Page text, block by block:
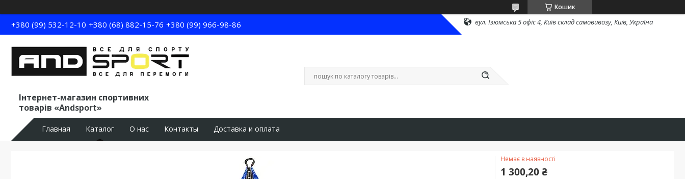
Кошик
+380 (99) 532-12-10 +380 (68) 882-15-76 +380 (99) 966-98-86 вул. Ізюмська 5 офіс 4, Київ склад самовивозу, Київ, Україна
Інтернет-магазин спортивних
товарів «Andsport»
Главная Каталог О нас Контакты Доставка и оплата
Немає в наявності
1 300,20 ₴